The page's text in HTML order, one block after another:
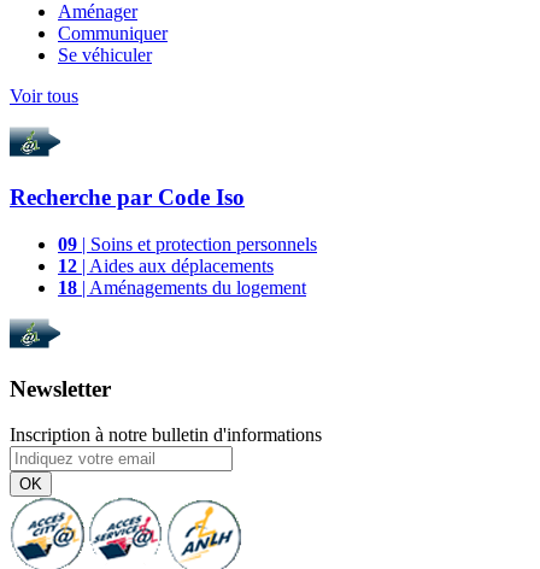
Aménager
Communiquer
Se véhiculer
Voir tous
Recherche par Code Iso
09 | Soins et protection personnels
12 | Aides aux déplacements
18 | Aménagements du logement
Newsletter
Inscription à notre bulletin d'informations
OK